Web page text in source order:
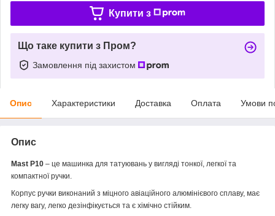
Купити з
Що таке купити з Пром?
Замовлення під захистом
Опис Характеристики Доставка Оплата Умови
Опис
Mast P10 – це машинка для татуювань у вигляді тонкої, легкої та
компактної ручки.
Корпус ручки виконаний з міцного авіаційного алюмінієвого сплаву, має
легку вагу, легко дезінфікується та є хімічно стійким.